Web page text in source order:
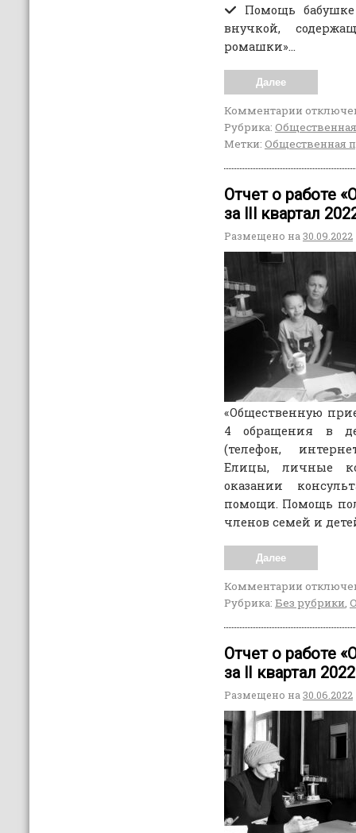
Помощь
внучкой,
ромашки»…
Далее
Комментарии
Рубрика:
Метки: Общественная
Отчет о работе
за lIl квартал
Размещено на 30.09.2022
«Общественную
4 обращения в
(телефон,
Елицы, личные
оказании
помощи. Помощь
членов семей и
Далее
Комментарии
Рубрика: Без рубрики,
Отчет о работе
за lI квартал
Размещено на 30.06.2022